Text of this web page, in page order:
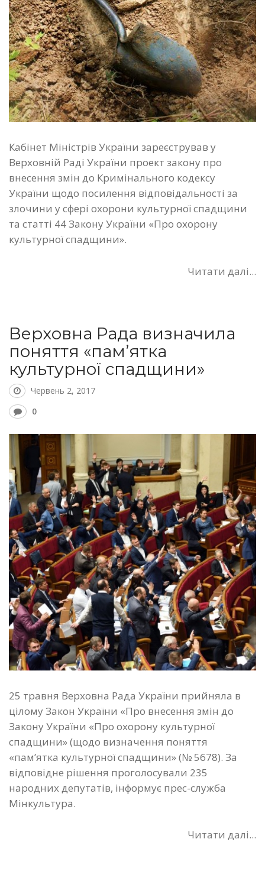
Кабінет Міністрів України зареєстрував у
Верховній Раді України проект закону про
внесення змін до Кримінального кодексу
України щодо посилення відповідальності за
злочини у сфері охорони культурної спадщини
та статті 44 Закону України «Про охорону
культурної спадщини».
Читати далі...
Верховна Рада визначила
поняття «пам’ятка
культурної спадщини»
Червень 2, 2017
0
25 травня Верховна Рада України прийняла в
цілому Закон України «Про внесення змін до
Закону України «Про охорону культурної
спадщини» (щодо визначення поняття
«пам’ятка культурної спадщини» (№ 5678). За
відповідне рішення проголосували 235
народних депутатів, інформує прес-служба
Мінкультура.
Читати далі...